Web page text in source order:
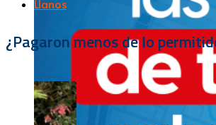
Llanos
¿Pagaron menos de lo